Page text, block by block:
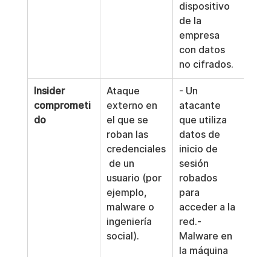
dispositivo
de la
empresa
con datos
no cifrados.
Insider
comprometi
do
Ataque
externo en
el que se
roban las
credenciales
de un
usuario (por
ejemplo,
malware o
ingeniería
social).
- Un
atacante
que utiliza
datos de
inicio de
sesión
robados
para
acceder a la
red.-
Malware en
la máquina